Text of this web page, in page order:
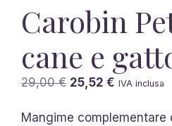
Carobin
cane e
29,00€ Il
originale
25,52 € Il
attuale
IVA inclusa
Mangime